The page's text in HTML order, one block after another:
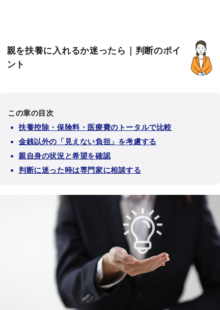
親を扶養に入れるか迷ったら｜判断のポイ
ント
この章の目次
扶養控除・保険料・医療費のトータルで比較
金銭以外の「見えない負担」を考慮する
親自身の状況と希望を確認
判断に迷った時は専門家に相談する